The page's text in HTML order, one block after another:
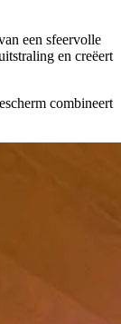
een sfeervolle
en creëert
combineert